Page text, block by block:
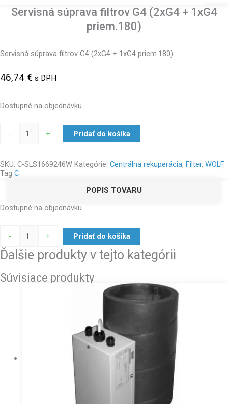
Servisná súprava filtrov G4 (2xG4 + 1xG4
priem.180)
Servisná súprava filtrov G4 (2xG4 + 1xG4 priem.180)
46,74 € s DPH
Dostupné na objednávku
- + Pridať do košíka
SKU: C-SLS1669246W Kategórie: Centrálna rekuperácia, Filter, WOLF
Tag C
POPIS TOVARU
Dostupné na objednávku
- + Pridať do košíka
Ďalšie produkty v tejto kategórii
Súvisiace produkty